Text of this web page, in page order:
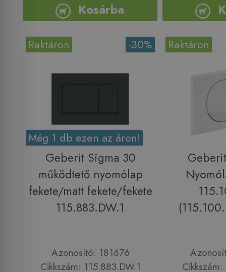
Kosárba
-30%
Raktáron
Még 1 db ezen az áron!
Geberit Sigma 30
működtető nyomólap
fekete/matt fekete/fekete
115.883.DW.1
Azonosító: 181676
Cikkszám: 115.883.DW.1
Raktáron